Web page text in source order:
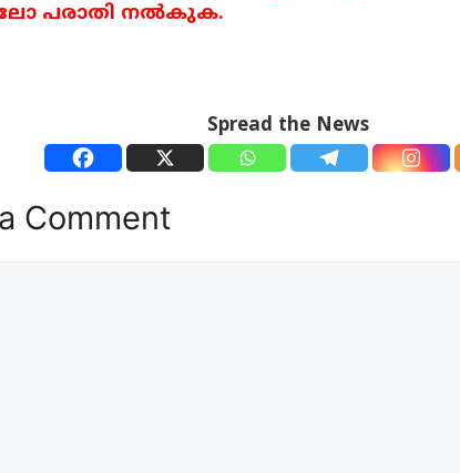
പരാതി നൽകുക.
Spread the News
Comment